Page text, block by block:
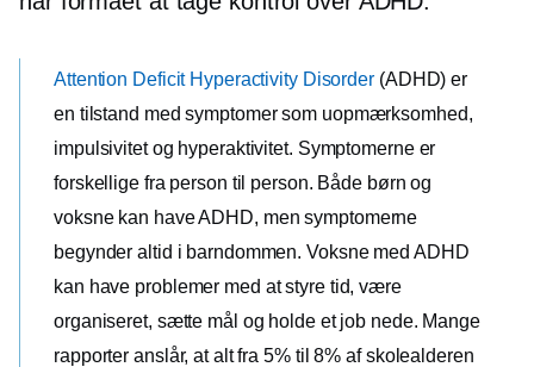
Attention Deficit Hyperactivity Disorder (ADHD) er
en tilstand med symptomer som uopmærksomhed,
impulsivitet og hyperaktivitet. Symptomerne er
forskellige fra person til person. Både børn og
voksne kan have ADHD, men symptomerne
begynder altid i barndommen. Voksne med ADHD
kan have problemer med at styre tid, være
organiseret, sætte mål og holde et job nede. Mange
rapporter anslår, at alt fra 5% til 8% afskolealderen